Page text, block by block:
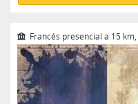
Francés presencial a 15